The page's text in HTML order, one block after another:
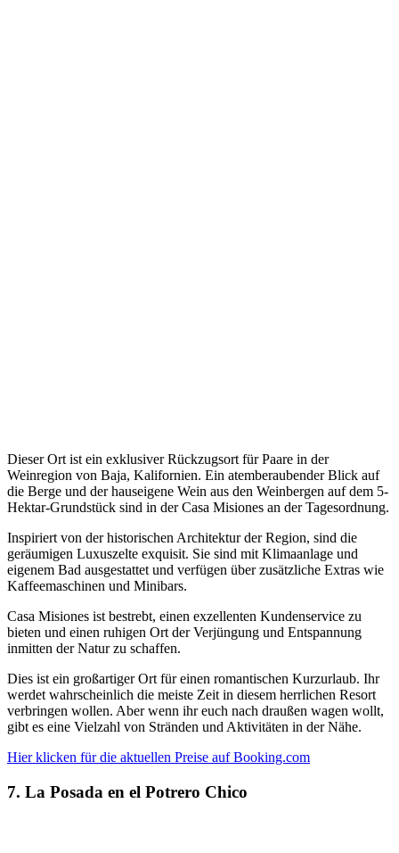
Dieser Ort ist ein exklusiver Rückzugsort für Paare in der
Weinregion von Baja, Kalifornien. Ein atemberaubender Blick auf
die Berge und der hauseigene Wein aus den Weinbergen auf dem 5-
Hektar-Grundstück sind in der Casa Misiones an der Tagesordnung.
Inspiriert von der historischen Architektur der Region, sind die
geräumigen Luxuszelte exquisit. Sie sind mit Klimaanlage und
eigenem Bad ausgestattet und verfügen über zusätzliche Extras wie
Kaffeemaschinen und Minibars.
Casa Misiones ist bestrebt, einen exzellenten Kundenservice zu
bieten und einen ruhigen Ort der Verjüngung und Entspannung
inmitten der Natur zu schaffen.
Dies ist ein großartiger Ort für einen romantischen Kurzurlaub. Ihr
werdet wahrscheinlich die meiste Zeit in diesem herrlichen Resort
verbringen wollen. Aber wenn ihr euch nach draußen wagen wollt,
gibt es eine Vielzahl von Stränden und Aktivitäten in der Nähe.
Hier klicken für die aktuellen Preise auf Booking.com
7. La Posada en el Potrero Chico